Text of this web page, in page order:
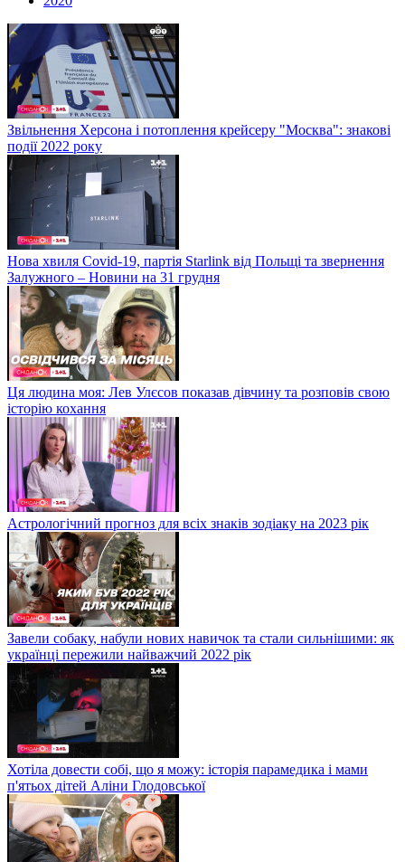
Звільнення Херсона і потоплення крейсеру "Москва": знакові
події 2022 року
Нова хвиля Covid-19, партія Starlink від Польщі та звернення
Залужного – Новини на 31 грудня
Ця людина моя: Лев Улєсов показав дівчину та розповів свою
історію кохання
Астрологічний прогноз для всіх знаків зодіаку на 2023 рік
Завели собаку, набули нових навичок та стали сильнішими: як
українці пережили найважчий 2022 рік
Хотіла довести собі, що я можу: історія парамедика і мами
п'ятьох дітей Аліни Глодовської